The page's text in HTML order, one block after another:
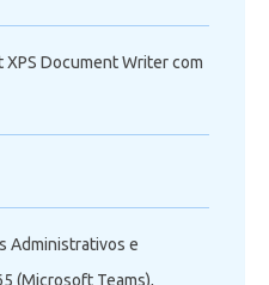
XPS Document Writer com
Administrativos e
(Microsoft Teams),